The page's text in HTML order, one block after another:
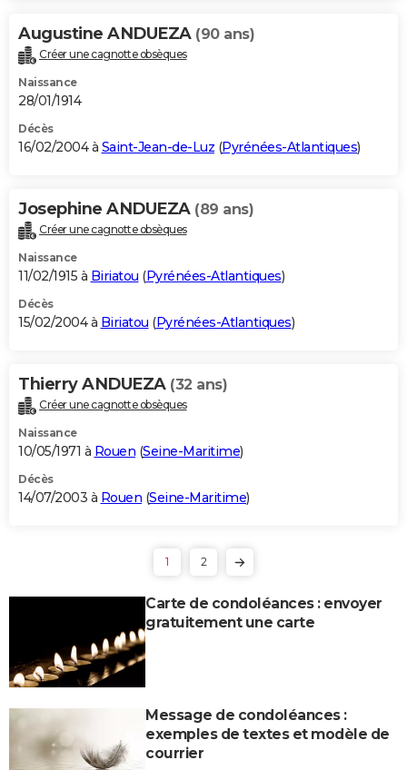
Augustine ANDUEZA (90 ans)
Créer une cagnotte obsèques
Naissance
28/01/1914
Décès
16/02/2004 à Saint-Jean-de-Luz (Pyrénées-Atlantiques)
Josephine ANDUEZA (89 ans)
Créer une cagnotte obsèques
Naissance
11/02/1915 à Biriatou (Pyrénées-Atlantiques)
Décès
15/02/2004 à Biriatou (Pyrénées-Atlantiques)
Thierry ANDUEZA (32 ans)
Créer une cagnotte obsèques
Naissance
10/05/1971 à Rouen (Seine-Maritime)
Décès
14/07/2003 à Rouen (Seine-Maritime)
1 2
Carte de condoléances : envoyer
gratuitement une carte
Message de condoléances :
exemples de textes et modèle de
courrier